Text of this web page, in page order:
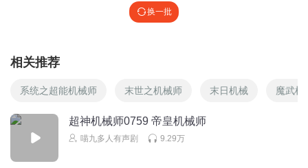
换一批
相关推荐
系统之超能机械师 末世之机械师 末日机械 魔武机
超神机械师0759 帝皇机械师
喵九多人有声剧 9.29万